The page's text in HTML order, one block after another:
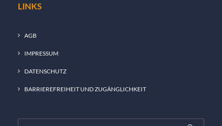
LINKS
AGB
IMPRESSUM
DATENSCHUTZ
BARRIEREFREIHEIT UND ZUGÄNGLICHKEIT